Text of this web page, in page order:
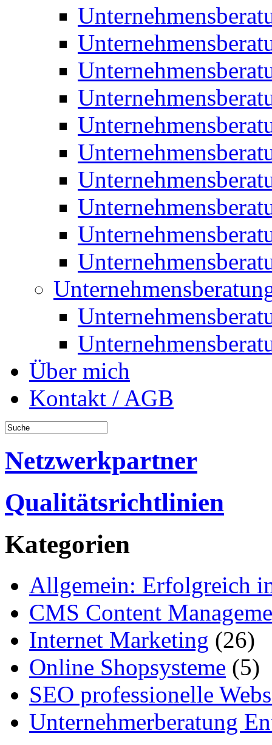
Über mich
Kontakt / AGB
Netzwerkpartner
Qualitätsrichtlinien
Kategorien
Allgemein: Erfolgreich
CMS Content
Internet Marketing (26)
Online Shopsysteme (5)
SEO professionelle
Unternehmerberatung